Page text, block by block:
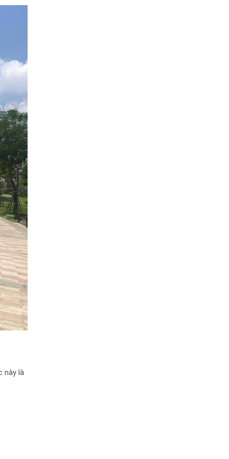
này là